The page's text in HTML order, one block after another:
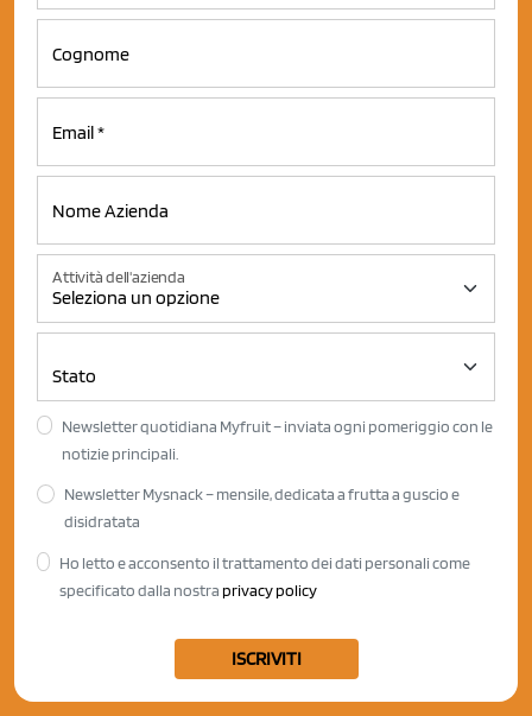
Attività dell'azienda
Newsletter quotidiana Myfruit – inviata ogni pomeriggio con le
notizie principali.
Newsletter Mysnack – mensile, dedicata a frutta a guscio e
disidratata
Ho letto e acconsento il trattamento dei dati personali come
specificato dalla nostra privacy policy
ISCRIVITI